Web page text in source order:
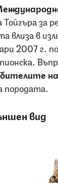
Тойгъра за
влиза в
2007 г.
породата.
вид